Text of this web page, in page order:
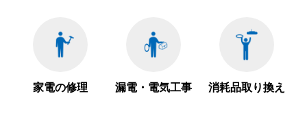
家電の修理 漏電・電気工事 消耗品取り換え